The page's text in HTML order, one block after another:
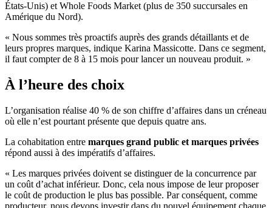
États-Unis) et Whole Foods Market (plus de 350 succursales en
Amérique du Nord).
« Nous sommes très proactifs auprès des grands détaillants et de
leurs propres marques, indique Karina Massicotte. Dans ce segment,
il faut compter de 8 à 15 mois pour lancer un nouveau produit. »
À l’heure des choix
L’organisation réalise 40 % de son chiffre d’affaires dans un créneau
où elle n’est pourtant présente que depuis quatre ans.
La cohabitation entre marques grand public et marques privées
répond aussi à des impératifs d’affaires.
« Les marques privées doivent se distinguer de la concurrence par
un coût d’achat inférieur. Donc, cela nous impose de leur proposer
le coût de production le plus bas possible. Par conséquent, comme
producteur, nous devons investir dans du nouvel équipement chaque